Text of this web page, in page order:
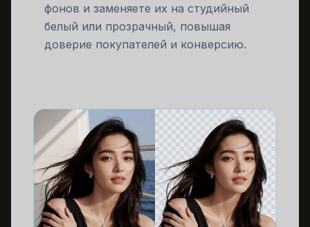
фонов и заменяете их на студийный
белый или прозрачный, повышая
доверие покупателей и конверсию.